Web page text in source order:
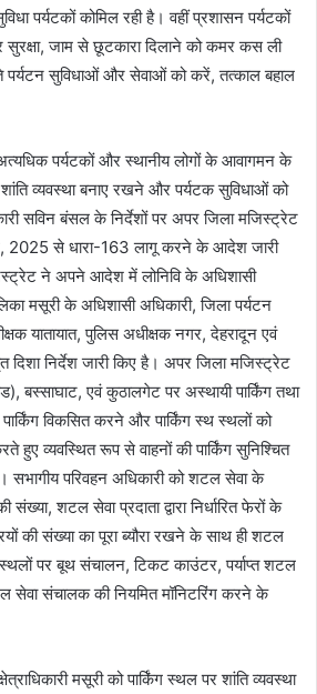
पर्यटकों कोमिल रही है। वहीं प्रशासन पर्यटकों
जाम से छूटकारा दिलाने को कमर कस ली
पर्यटन सुविधाओं और सेवाओं को करें, तत्काल बहाल
पर्यटकों और स्थानीय लोगों के आवागमन के
शांति व्यवस्था बनाए रखने और पर्यटक सुविधाओं को
सविन बंसल के निर्देशों पर अपर जिला मजिस्ट्रेट
2025 से धारा-163 लागू करने के आदेश जारी
ने अपने आदेश में लोनिवि के अधिशासी
मसूरी के अधिशासी अधिकारी, जिला पर्यटन
यातायात, पुलिस अधीक्षक नगर, देहरादून एवं
दिशा निर्देश जारी किए है। अपर जिला मजिस्ट्रेट
बस्साघाट, एवं कुठालगेट पर अस्थायी पार्किंग तथा
विकसित करने और पार्किंग स्थ स्थलों को
हुए व्यवस्थित रूप से वाहनों की पार्किंग सुनिश्चित
परिवहन अधिकारी को शटल सेवा के
शटल सेवा प्रदाता द्वारा निर्धारित फेरों के
की संख्या का पूरा ब्यौरा रखने के साथ ही शटल
स्थलों पर बूथ संचालन, टिकट काउंटर, पर्याप्त शटल
सेवा संचालक की नियमित मॉनिटरिंग करने के
मसूरी को पार्किंग स्थल पर शांति व्यवस्था